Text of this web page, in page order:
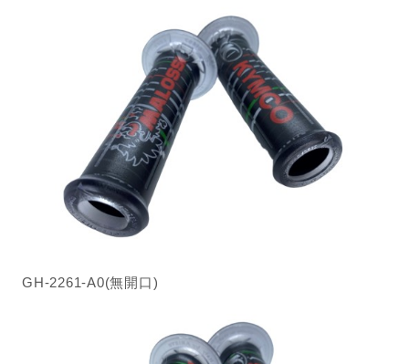
GH-2261-A0(無開口)